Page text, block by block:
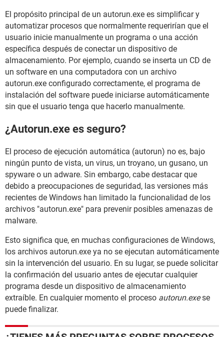
El propósito principal de un autorun.exe es simplificar y
automatizar procesos que normalmente requerirían que el
usuario inicie manualmente un programa o una acción
específica después de conectar un dispositivo de
almacenamiento. Por ejemplo, cuando se inserta un CD de
un software en una computadora con un archivo
autorun.exe configurado correctamente, el programa de
instalación del software puede iniciarse automáticamente
sin que el usuario tenga que hacerlo manualmente.
¿Autorun.exe es seguro?
El proceso de ejecución automática (autorun) no es, bajo
ningún punto de vista, un virus, un troyano, un gusano, un
spyware o un adware. Sin embargo, cabe destacar que
debido a preocupaciones de seguridad, las versiones más
recientes de Windows han limitado la funcionalidad de los
archivos "autorun.exe" para prevenir posibles amenazas de
malware.
Esto significa que, en muchas configuraciones de Windows,
los archivos autorun.exe ya no se ejecutan automáticamente
sin la intervención del usuario. En su lugar, se puede solicitar
la confirmación del usuario antes de ejecutar cualquier
programa desde un dispositivo de almacenamiento
extraíble. En cualquier momento el proceso autorun.exese
puede finalizar.